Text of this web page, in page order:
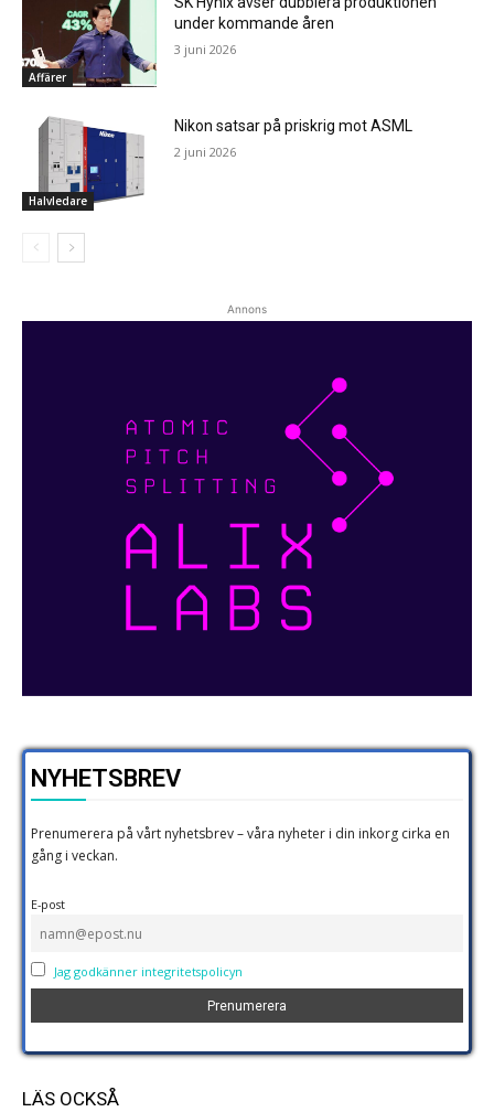
Affärer
under kommande åren
3 juni 2026
Halvledare
Nikon satsar på priskrig mot ASML
2 juni 2026
Annons
NYHETSBREV
Prenumerera på vårt nyhetsbrev – våra nyheter i din inkorg cirka en
gång i veckan.
E-post
Jag godkänner integritetspolicyn
LÄS OCKSÅ